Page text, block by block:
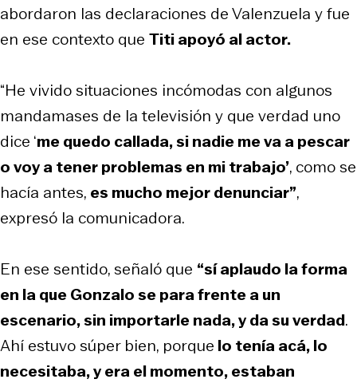
abordaron las declaraciones de Valenzuela y fue
en ese contexto que Titi apoyó al actor.
“He vivido situaciones incómodas con algunos
mandamases de la televisión y que verdad uno
dice ‘me quedo callada, si nadie me va a pescar
o voy a tener problemas en mi trabajo’, como se
hacía antes, es mucho mejor denunciar”,
expresó la comunicadora.
En ese sentido, señaló que “sí aplaudo la forma
en la que Gonzalo se para frente a un
escenario, sin importarle nada, y da su verdad.
Ahí estuvo súper bien, porque lo tenía acá, lo
necesitaba, y era el momento, estaban